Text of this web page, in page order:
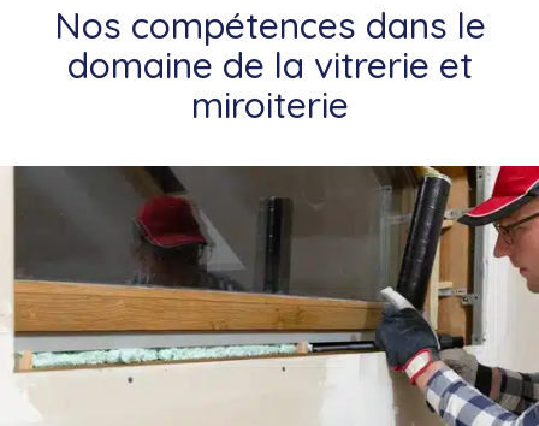
Nos compétences dans le
domaine de la vitrerie et
miroiterie